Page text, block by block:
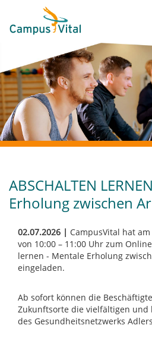
ABSCHALTEN
Erholung zwischen
02.07.2026 | CampusVital hat
von 10:00 – 11:00 Uhr zum
lernen - Mentale Erholung
eingeladen.
Ab sofort können die
Zukunftsorte die vielfältigen und
des Gesundheitsnetzwerks